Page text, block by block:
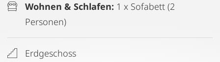
Wohnen & Schlafen: 1 x Sofabett (2
Personen)
Erdgeschoss